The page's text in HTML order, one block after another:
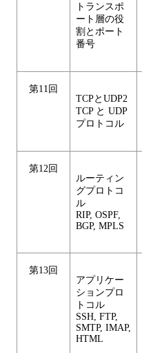
トランスポ
ート層の役
割とポート
番号
第11回
TCPとUDP2
TCP と UDP
プロトコル
第12回
ルーティン
グプロトコ
ル
RIP, OSPF,
BGP, MPLS
第13回
アプリケー
ションプロ
トコル
SSH, FTP,
SMTP, IMAP,
HTML